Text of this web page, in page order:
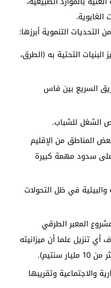
التحديات التنموية أبرزها:
البنيات التحتية به (الطرق،
السريع بين فاس
الشغل للشباب.
المناطق من الإقليم
على سدود مهمة كبيرة
والبيئية في ظل التحولات
المعبر الطرقي
أي تنزيل علما أن ميزانيته
والاجتماعية وتقريبها